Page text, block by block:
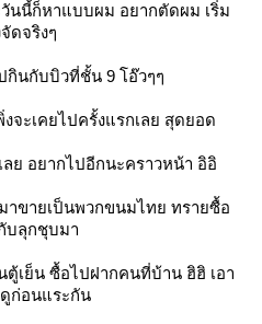
วันนี้ก็หาแบบผม อยากตัดผม เริ่ม
จัดจริงๆ
กินกับบิวที่ชั้น 9 โอ๊วๆๆ
จะเคยไปครั้งแรกเลย สุดยอด
ย อยากไปอีกนะคราวหน้า อิอิ
ขายเป็นพวกขนมไทย ทรายซื้อ
บลุกชุบมา
เย็น ซื้อไปฝากคนที่บ้าน ฮิฮิ เอา
ก่อนแระกัน